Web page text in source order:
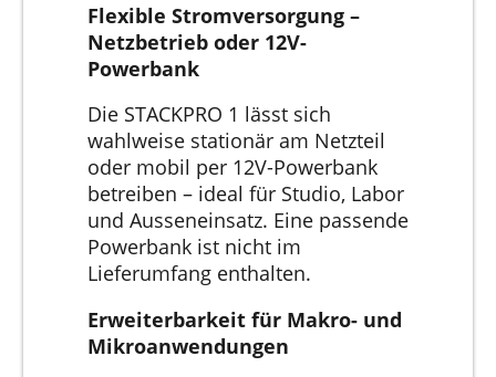
Flexible Stromversorgung –
Netzbetrieb oder 12V-
Powerbank
Die STACKPRO 1 lässt sich
wahlweise stationär am Netzteil
oder mobil per 12V-Powerbank
betreiben – ideal für Studio, Labor
und Ausseneinsatz. Eine passende
Powerbank ist nicht im
Lieferumfang enthalten.
Erweiterbarkeit für Makro- und
Mikroanwendungen